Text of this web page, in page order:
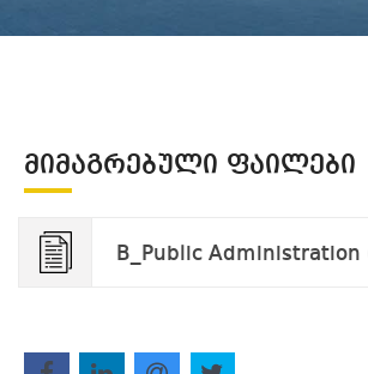
ᲛᲘᲛᲐᲒᲠᲔᲑᲣᲚᲘ ᲤᲐᲘᲚᲔᲑᲘ